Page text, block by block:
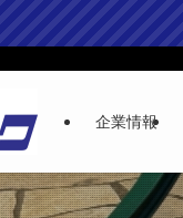
企業情報